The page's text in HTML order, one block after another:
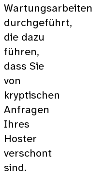
Wartungsarbeiten
durchgeführt,
die dazu
führen,
dass Sie
von
kryptischen
Anfragen
Ihres
Hoster
verschont
sind.